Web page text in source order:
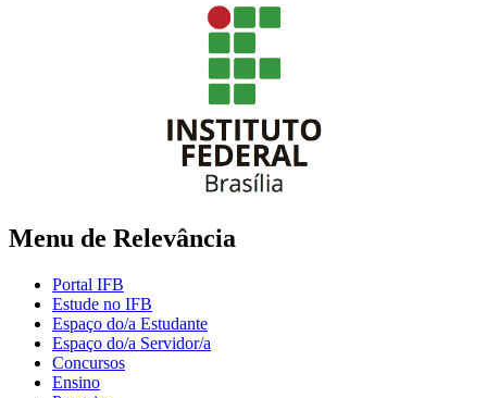
Menu de Relevância
Portal IFB
Estude no IFB
Espaço do/a Estudante
Espaço do/a Servidor/a
Concursos
Ensino